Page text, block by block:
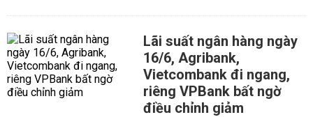
Lãi suất ngân hàng ngày
16/6, Agribank,
Vietcombank đi ngang,
riêng VPBank bất ngờ
điều chỉnh giảm